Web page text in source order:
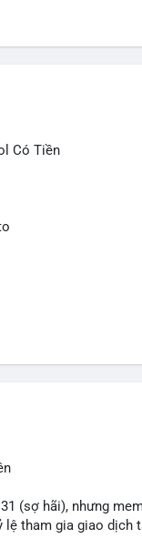
Có Tiền
(sợ hãi), nhưng
lệ tham gia giao dịch